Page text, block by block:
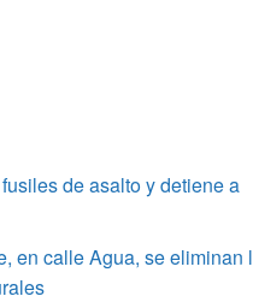
de asalto y detiene a
en calle Agua, se eliminan